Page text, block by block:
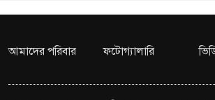
আমাদের পরিবার ফটোগ্যালারি